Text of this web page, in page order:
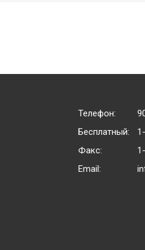
Телефон:
Бесплатный:
Факс:
Email: